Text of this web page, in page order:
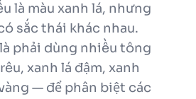
là màu xanh lá, nhưng
sắc thái khác nhau.
phải dùng nhiều tông
xanh lá đậm, xanh
— để phân biệt các